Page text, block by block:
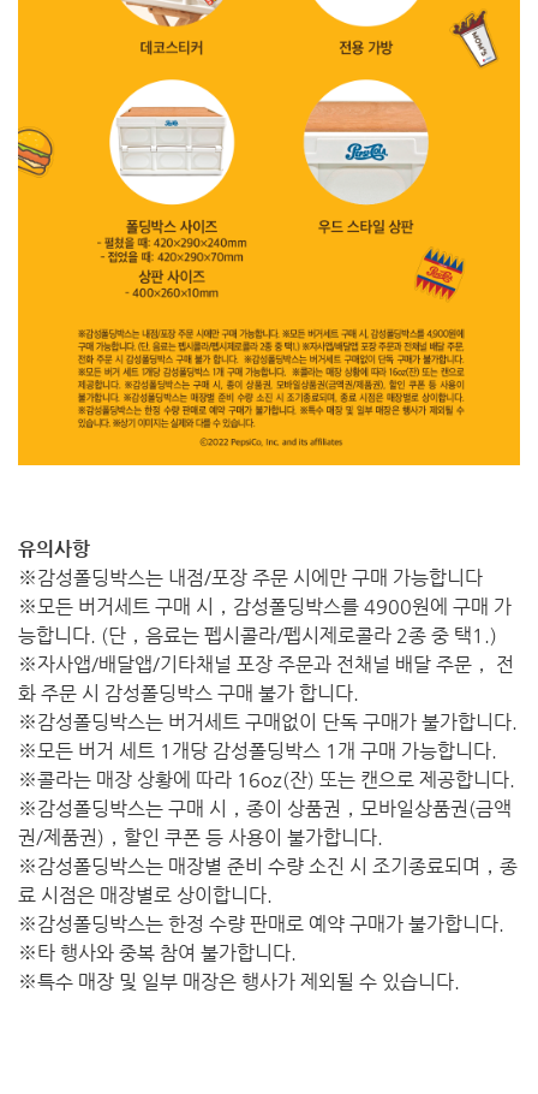
유의사항
※감성폴딩박스는 내점/포장 주문 시에만 구매 가능합니다
※모든 버거세트 구매 시，감성폴딩박스를 4900원에 구매 가
능합니다. (단，음료는 펩시콜라/펩시제로콜라 2종 중 택1.)
※자사앱/배달앱/기타채널 포장 주문과 전채널 배달 주문， 전
화 주문 시 감성폴딩박스 구매 불가 합니다.
※감성폴딩박스는 버거세트 구매없이 단독 구매가 불가합니다.
※모든 버거 세트 1개당 감성폴딩박스 1개 구매 가능합니다.
※콜라는 매장 상황에 따라 16oz(잔) 또는 캔으로 제공합니다.
※감성폴딩박스는 구매 시，종이 상품권，모바일상품권(금액
권/제품권)，할인 쿠폰 등 사용이 불가합니다.
※감성폴딩박스는 매장별 준비 수량 소진 시 조기종료되며，종
료 시점은 매장별로 상이합니다.
※감성폴딩박스는 한정 수량 판매로 예약 구매가 불가합니다.
※타 행사와 중복 참여 불가합니다.
※특수 매장 및 일부 매장은 행사가 제외될 수 있습니다.